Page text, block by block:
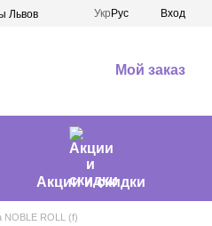
Львов
Укр Рус Вход
Мой заказ
Акции и скидки
NOBLE ROLL (f)